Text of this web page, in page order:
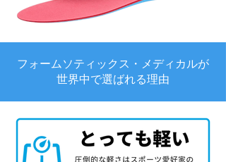
フォームソティックス・メディカルが
世界中で選ばれる理由